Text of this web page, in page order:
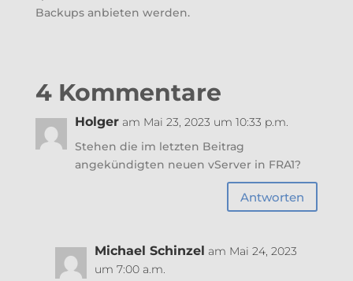
Backups anbieten werden.
4 Kommentare
Holger am Mai 23, 2023 um 10:33 p.m.
Stehen die im letzten Beitrag
angekündigten neuen vServer in FRA1?
Antworten
Michael Schinzel am Mai 24, 2023
um 7:00 a.m.